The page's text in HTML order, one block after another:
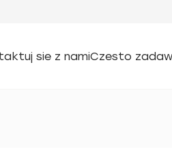
sie z namiCzesto